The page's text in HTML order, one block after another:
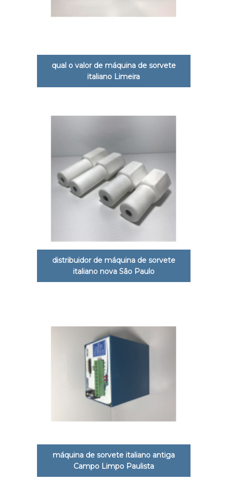
qual o valor de máquina de sorvete
italiano Limeira
distribuidor de máquina de sorvete
italiano nova São Paulo
máquina de sorvete italiano antiga
Campo Limpo Paulista